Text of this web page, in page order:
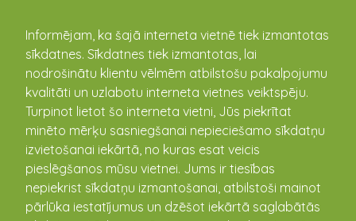
Informējam, ka šajā interneta vietnē tiek izmantotas
sīkdatnes. Sīkdatnes tiek izmantotas, lai
nodrošinātu klientu vēlmēm atbilstošu pakalpojumu
kvalitāti un uzlabotu interneta vietnes veiktspēju.
Turpinot lietot šo interneta vietni, Jūs piekrītat
minēto mērķu sasniegšanai nepieciešamo sīkdatņu
izvietošanai iekārtā, no kuras esat veicis
pieslēgšanos mūsu vietnei. Jums ir tiesības
nepiekrist sīkdatņu izmantošanai, atbilstoši mainot
pārlūka iestatījumus un dzēšot iekārtā saglabātās
kandava.lv
PASĀKUMU
KALENDĀRS